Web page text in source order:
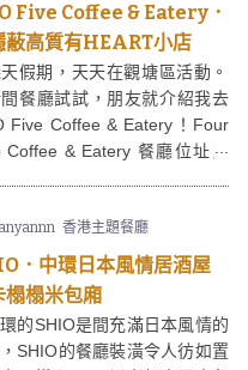
Five Coffee & Eatery．
蔽高質有HEART小店
假期，天天在觀塘區活動。
餐廳試試，朋友就介紹我去
Five Coffee & Eatery！Four
Coffee & Eatery 餐廳位址比
而且有不少沙發位，坐得好
FOUR o FIVE COFFEE &
的食物選擇多，有意大利
大利麵和各種甜品，服務又親
下次一定會再光顧！
香港主題餐廳
．中環日本風情居酒屋
榻榻米包廂
的SHIO是間充滿日本風情的
SHIO的餐廳裝潢令人彷如置